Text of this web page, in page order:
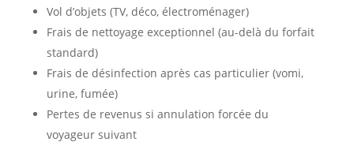
Vol d’objets (TV, déco, électroménager)
Frais de nettoyage exceptionnel (au-delà du forfait
standard)
Frais de désinfection après cas particulier (vomi,
urine, fumée)
Pertes de revenus si annulation forcée du
voyageur suivant